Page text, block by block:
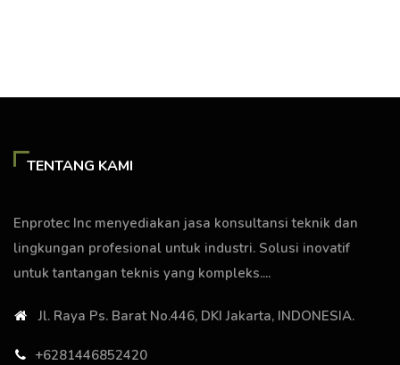
TENTANG KAMI
Enprotec Inc menyediakan jasa konsultansi teknik dan
lingkungan profesional untuk industri. Solusi inovatif
untuk tantangan teknis yang kompleks....
Jl. Raya Ps. Barat No.446, DKI Jakarta, INDONESIA.
+6281446852420